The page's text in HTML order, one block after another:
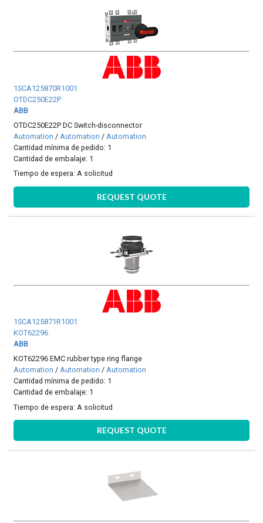
1SCA125870R1001
OTDC250E22P
ABB
OTDC250E22P DC Switch-disconnector
Automation / Automation / Automation
Cantidad mínima de pedido: 1
Cantidad de embalaje: 1
Tiempo de espera:A solicitud
REQUEST QUOTE
1SCA125871R1001
KOT62296
ABB
KOT62296 EMC rubber type ring flange
Automation /Automation /Automation
Cantidad mínima de pedido: 1
Cantidad de embalaje: 1
Tiempo de espera: A solicitud
REQUEST QUOTE